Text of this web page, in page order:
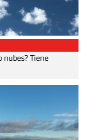
nubes? Tiene